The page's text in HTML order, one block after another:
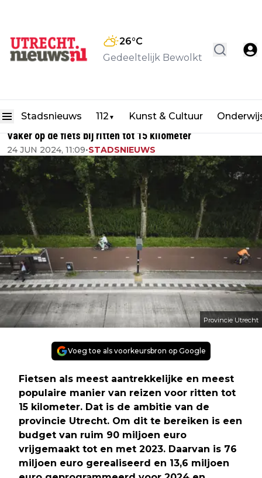
26°C
Gedeeltelijk Bewolkt
Stadsnieuws 112 ▼ Kunst & Cultuur
Vaker op de fiets bij ritten tot 15 kilometer
24 JUN 2024, 11:09•STADSNIEUWS
Provincie Utrecht
Voeg toe als voorkeursbron op Google
Fietsen als meest aantrekkelijke en meest
populaire manier van reizen voor ritten tot
15 kilometer. Dat is de ambitie van de
provincie Utrecht. Om dit te bereiken is een
budget van ruim 90 miljoen euro
vrijgemaakt tot en met 2023. Daarvan is 76
miljoen euro gerealiseerd en 13,6 miljoen